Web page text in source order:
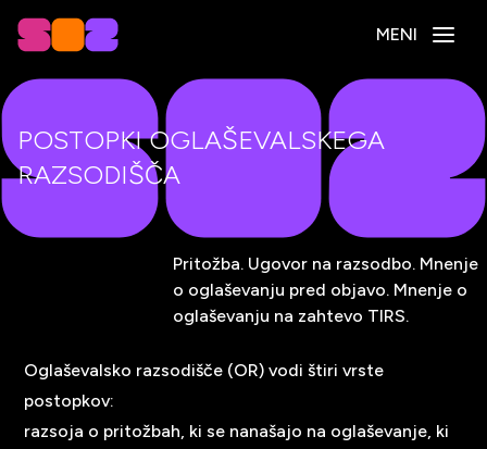
MENI
POSTOPKI OGLAŠEVALSKEGA
RAZSODIŠČA
Pritožba. Ugovor na razsodbo. Mnenje
o oglaševanju pred objavo. Mnenje o
oglaševanju na zahtevo TIRS.
Oglaševalsko razsodišče (OR) vodi štiri vrste
postopkov:
razsoja o pritožbah, ki se nanašajo na oglaševanje, ki